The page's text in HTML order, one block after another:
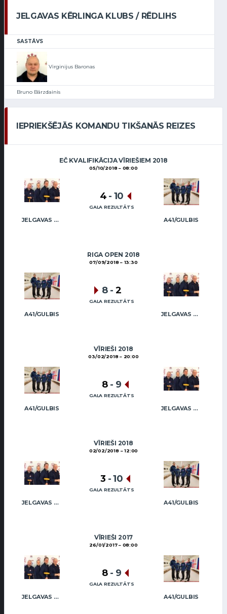
JELGAVAS KĒRLINGA KLUBS / RĒDLIHS
SASTĀVS
Virginijus Baronas
Bruno Bārzdainis
IEPRIEKŠĒJĀS KOMANDU TIKŠANĀS REIZES
EČ KVALIFIKĀCIJA VĪRIEŠIEM 2018
05/10/2018 08:00
JELGAVAS KĒRLINGA KLUBS / RĒDLIHS A41/GULBIS
4 - 10
GALA REZULTĀTS
RIGA OPEN 2018
07/09/2018 13:30
A41/GULBIS JELGAVAS KĒRLINGA KLUBS / RĒDLIHS
8 - 2
GALA REZULTĀTS
VĪRIEŠI 2018
03/02/2018 20:00
A41/GULBIS JELGAVAS KĒRLINGA KLUBS / RĒDLIHS
8 - 9
GALA REZULTĀTS
VĪRIEŠI 2018
02/02/2018 12:00
JELGAVAS KĒRLINGA KLUBS / RĒDLIHS A41/GULBIS
3 - 10
GALA REZULTĀTS
VĪRIEŠI 2017
26/01/2017 08:00
JELGAVAS KĒRLINGA KLUBS / RĒDLIHS A41/GULBIS
8 - 9
GALA REZULTĀTS